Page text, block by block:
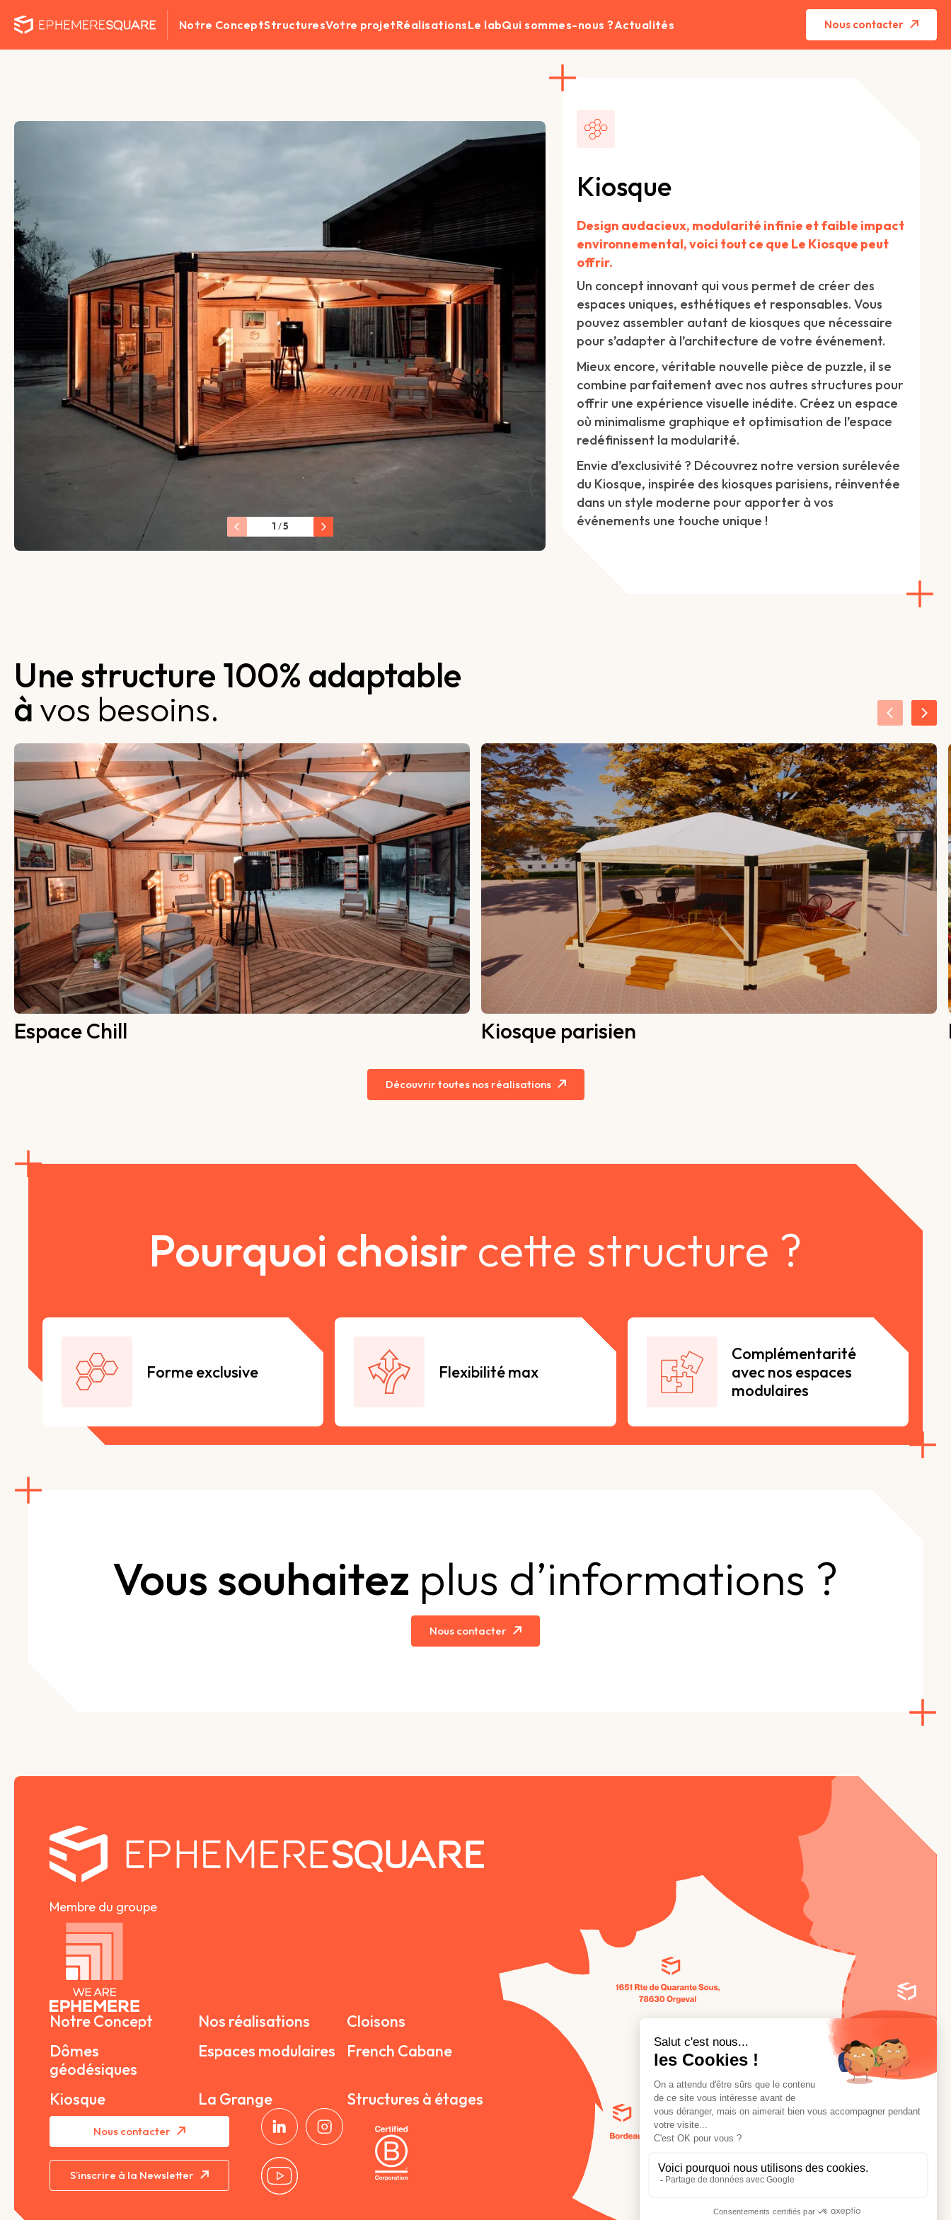
Notre ConceptStructuresVotre projetRéalisationsLe labQui sommes-nous ?Actualités Nous contacter
1 /5
Kiosque
Design audacieux, modularité infinie et faible impact
environnemental, voici tout ce que Le Kiosque peut
offrir.
Un concept innovant qui vous permet de créer des
espaces uniques, esthétiques et responsables. Vous
pouvez assembler autant de kiosques que nécessaire
pour s’adapter à l’architecture de votre événement.
Mieux encore, véritable nouvelle pièce de puzzle, il se
combine parfaitement avec nos autres structures pour
offrir une expérience visuelle inédite. Créez un espace
où minimalisme graphique et optimisation de l’espace
redéfinissent la modularité.
Envie d’exclusivité ? Découvrez notre version surélevée
du Kiosque, inspirée des kiosques parisiens, réinventée
dans un style moderne pour apporter à vos
événements une touche unique !
Une structure 100% adaptable
à vos besoins.
Espace Chill Kiosque parisien
Découvrir toutes nos réalisations
Pourquoi choisircette structure ?
Forme exclusive Flexibilité max
Complémentarité
avec nos espaces
modulaires
Vous souhaitez plus d’informations ?
Nous contacter
Membre du groupe
Notre Concept Nos réalisations
Cloisons
Dômes
géodésiques
Espaces modulaires French Cabane
Kiosque La Grange Structures à étages
Nous contacter
S’inscrire à la Newsletter